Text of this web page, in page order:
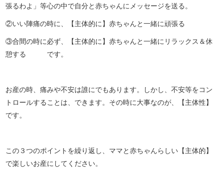
張るわよ」等心の中で自分と赤ちゃんにメッセージを送る。
②いい陣痛の時に、【主体的に】赤ちゃんと一緒に頑張る
③合間の時に必ず、【主体的に】赤ちゃんと一緒にリラックス＆休
憩する です。
お産の時、痛みや不安は誰にでもあります。しかし、不安等をコン
トロールすることは、できます。その時に大事なのが、【主体性】
です。
この３つのポイントを繰り返し、ママと赤ちゃんらしい【主体的】
で楽しいお産にしてください。